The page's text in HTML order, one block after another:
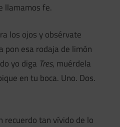
llamamos fe.
los ojos y obsérvate
pon esa rodaja de limón
yo diga Tres, muérdela
en tu boca. Uno. Dos.
recuerdo tan vívido de lo